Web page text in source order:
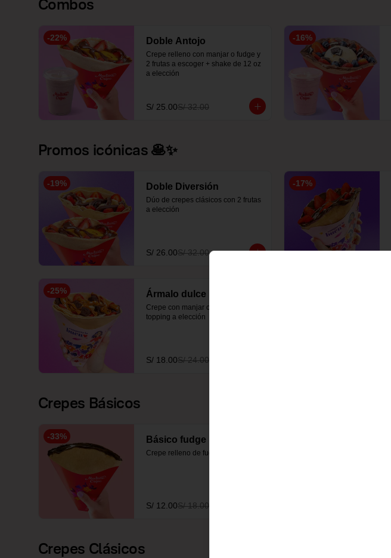
-22% Doble Antojo
Crepe relleno con manjar o fudge y
2 frutas a escoger + shake de 12 oz
a elección
S/ 25.00S/ 32.00
-16%
Promos icónicas 🥞✨
-19% Doble Diversión
Dúo de crepes clásicos con 2 frutas
a elección
S/ 26.00S/ 32.00
-17%
-25% Ármalo dulce
Crepe con manjar o fudge + 3
topping a elección
S/ 18.00S/ 24.00
Crepes Básicos
-33% Básico fudge
Crepe relleno de fudge
S/ 12.00S/ 18.00
Crepes Clásicos